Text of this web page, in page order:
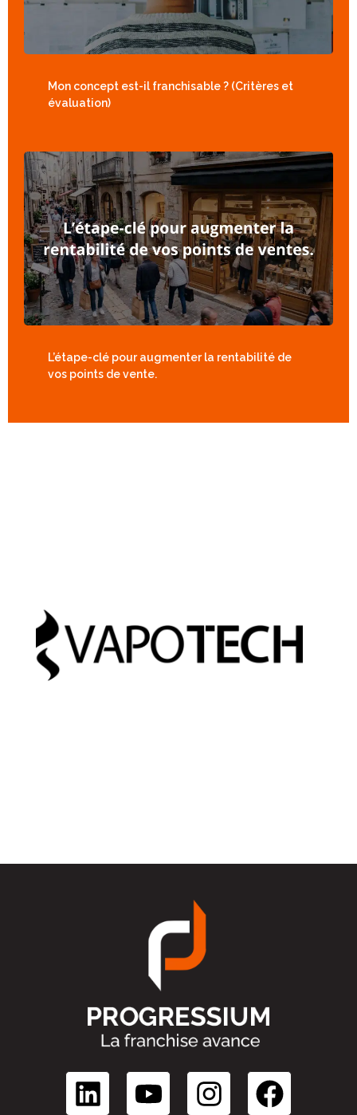
Mon concept est-il franchisable ? (Critères et
évaluation)
L’étape-clé pour augmenter la rentabilité de
vos points de vente.